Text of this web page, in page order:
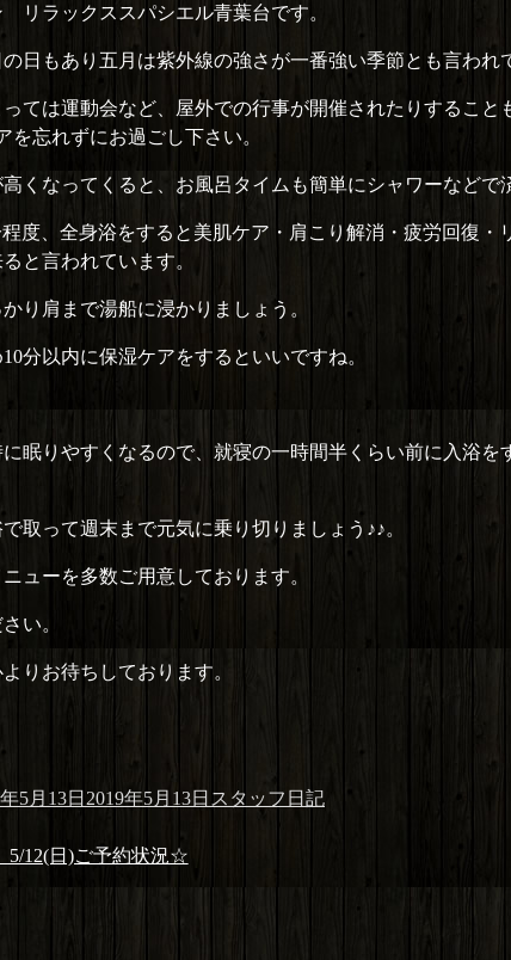
リラックススパシエル青葉台です。
日もあり五月は紫外線の強さが一番強い季節とも言われ
ては運動会など、屋外での行事が開催されたりすること
忘れずにお過ごし下さい。
くなってくると、お風呂タイムも簡単にシャワーなどで
度、全身浴をすると美肌ケア・肩こり解消・疲労回復・
と言われています。
り肩まで湯船に浸かりましょう。
分以内に保湿ケアをするといいですね。
に眠りやすくなるので、就寝の一時間半くらい前に入浴を
取って週末まで元気に乗り切りましょう♪♪。
ューを多数ご用意しております。
い。
りお待ちしております。
5月13日 2019年5月13日 カ
リ
スタッフ日記
5/12(日)ご予約状況☆